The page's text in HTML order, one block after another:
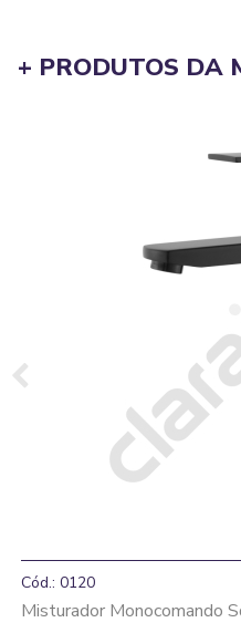
+ PRODUTOS DA
Cód.: 0120
Misturador Monocomando